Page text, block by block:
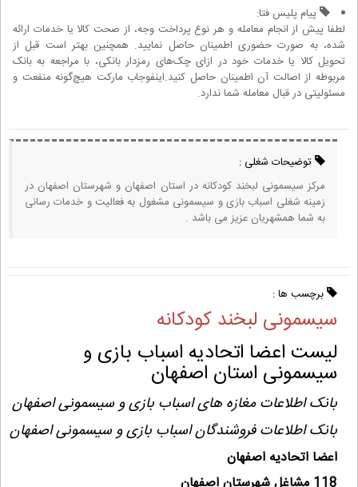
پیام پلیس فتا:
لطفا پیش از انجام معامله و هر نوع پرداخت وجه، از صحت کالا یا خدمات ارائه
شده، به صورت حضوری اطمینان حاصل نمایید. همچنین بهتر است قبل از
تحویل کالا یا خدمات خود در ازای چک‌های رمزدار بانکی، با مراجعه به بانک
مربوطه از اصالت آن اطمینان حاصل کنید.اینفوجاب مارکت هیچ‌گونه منفعت و
مسئولیتی در قبال معامله شما ندارد.
توضیحات شغلی :
مرکز سیسمونی لبخند کودکانه در استان اصفهان و شهرستان اصفهان در
زمینه شغلی اسباب بازی و سیسمونی مشغول به فعالیت و خدمات رسانی
به شما همشهریان عزیز می باشد .
برچسب ها :
سیسمونی لبخند کودکانه
لیست اعضا اتحادیه اسباب بازی و
سیسمونی استان اصفهان
بانک اطلاعات مغازه های اسباب بازی و سیسمونی اصفهان
بانک اطلاعات فروشندگان اسباب بازی و سیسمونی اصفهان
اعضا اتحادیه اصفهان